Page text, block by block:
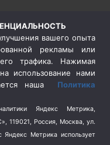
вашего опыта
рекламы или
трафика. Нажимая
использование нами
наша Политика
Яндекс Метрика,
119021, Россия, Москва, ул.
Метрика использует